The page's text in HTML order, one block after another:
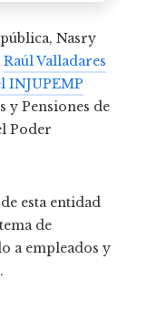
Nasry
Raúl Valladares
y Pensiones de
Poder
esta entidad
de
a empleados y